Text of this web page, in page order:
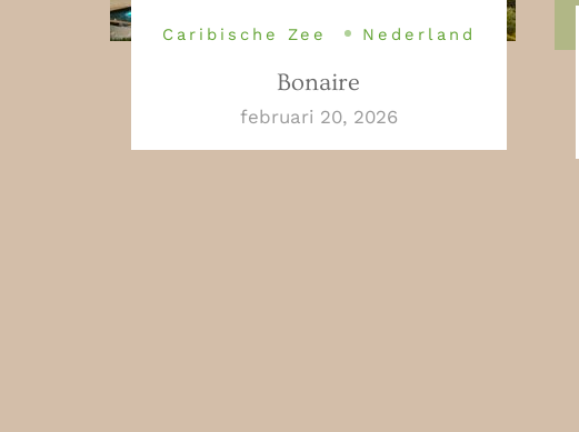
Caribische Zee Nederland
Bonaire
februari 20, 2026